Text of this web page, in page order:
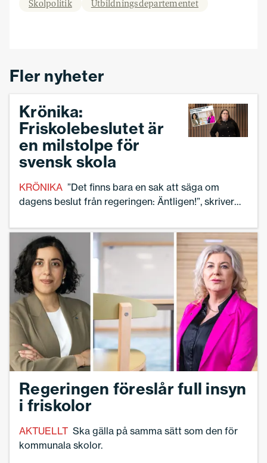
Skolpolitik
Utbildningsdepartementet
Fler nyheter
Krönika:
Friskolebeslutet är
en milstolpe för
svensk skola
KRÖNIKA ”Det finns bara en sak att säga om
dagens beslut från regeringen: Äntligen!”, skriver
förslag om full insyn i fristående aktörers
verksamhet.
Regeringen föreslår full insyn
i friskolor
AKTUELLT Ska gälla på samma sätt som den för
kommunala skolor.